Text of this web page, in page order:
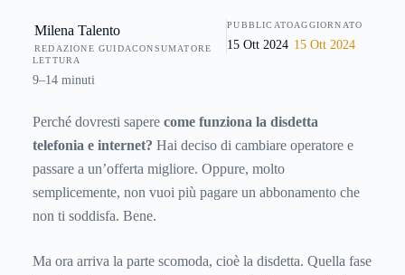
Milena Talento
REDAZIONE GUIDACONSUMATORE
PUBBLICATO
15 Ott 2024
AGGIORNATO
15 Ott 2024
LETTURA
9–14 minuti
Perché dovresti sapere come funziona la disdetta
telefonia e internet? Hai deciso di cambiare operatore e
passare a un’offerta migliore. Oppure, molto
semplicemente, non vuoi più pagare un abbonamento che
non ti soddisfa. Bene.
Ma ora arriva la parte scomoda, cioè la disdetta. Quella fase